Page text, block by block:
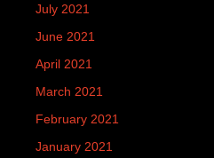
July 2021
June 2021
April 2021
March 2021
February 2021
January 2021